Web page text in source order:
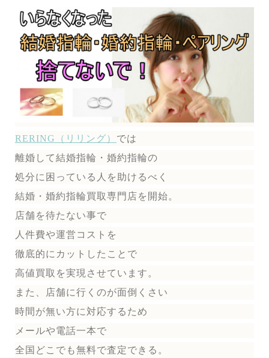
RERING（リリング） では
離婚して結婚指輪・婚約指輪の
処分に困っている人を助けるべく
結婚・婚約指輪買取専門店を開始。
店舗を待たない事で
人件費や運営コストを
徹底的にカットしたことで
高値買取を実現させています。
また、店舗に行くのが面倒くさい
時間が無い方に対応するため
メールや電話一本で
全国どこでも無料で査定できる。